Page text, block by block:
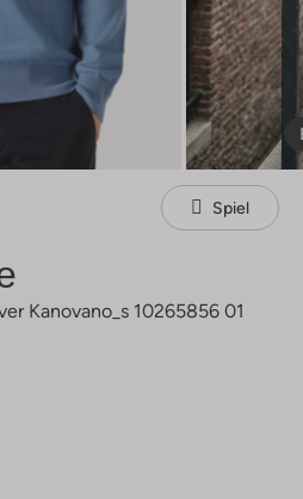
Spiel
Kanovano_s 10265856 01